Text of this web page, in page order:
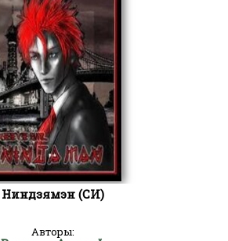
Ниндзямэн (СИ)
Авторы: